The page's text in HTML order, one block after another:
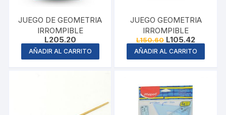
JUEGO DE GEOMETRIA
IRROMPIBLE
L205.20
AÑADIR AL CARRITO
JUEGO GEOMETRIA
IRROMPIBLE
L150.60 Original
price
was:
L150.60.
L105.42Current
price
is:
L105.42.
AÑADIR AL CARRITO